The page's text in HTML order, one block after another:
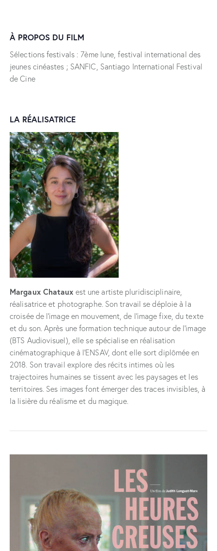
À PROPOS DU FILM
Sélections festivals : 7ème lune, festival international des
jeunes cinéastes ; SANFIC, Santiago International Festival
de Cine
LA RÉALISATRICE
Margaux Chataux est une artiste pluridisciplinaire,
réalisatrice et photographe. Son travail se déploie à la
croisée de l’image en mouvement, de l’image fixe, du texte
et du son. Après une formation technique autour de l’image
(BTS Audiovisuel), elle se spécialise en réalisation
cinématographique à l’ENSAV, dont elle sort diplômée en
2018. Son travail explore des récits intimes où les
trajectoires humaines se tissent avec les paysages et les
territoires. Ses images font émerger des traces invisibles, à
la lisière du réalisme et du magique.